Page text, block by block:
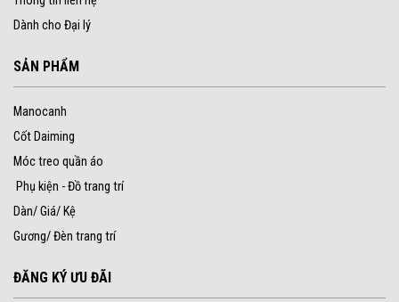
Dành cho Đại lý
SẢN PHẨM
Manocanh
Cốt Daiming
Móc treo quần áo
Phụ kiện - Đồ trang trí
Dàn/ Giá/ Kệ
Gương/ Đèn trang trí
ĐĂNG KÝ ƯU ĐÃI